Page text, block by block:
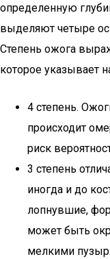
определенную
выделяют четыре
Степень ожога
которое указывает
4 степень.
происходит
риск
3 степень
иногда и до
лопнувшие,
может быть
мелкими